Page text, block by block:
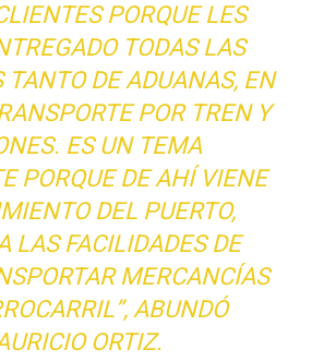
PORQUE LES
TODAS LAS
TANTO DE ADUANAS, EN
POR TREN Y
ES UN TEMA
PORQUE DE AHÍ VIENE
DEL PUERTO,
LAS FACILIDADES DE
MERCANCÍAS
ABUNDÓ
ORTIZ.